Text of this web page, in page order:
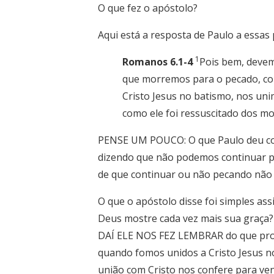
O que fez o apóstolo?
Aqui está a resposta de Paulo a essas
Romanos 6.1-4 1 Pois bem,
que morremos para o pecado,
Cristo Jesus no batismo, nos
como ele foi ressuscitado dos
PENSE UM POUCO: O que Paulo
dizendo que não podemos continuar
de que continuar ou não pecando
O que o apóstolo disse foi simples
Deus mostre cada vez mais sua
DAÍ ELE NOS FEZ LEMBRAR do
quando fomos unidos a Cristo Jesus
união com Cristo nos confere para